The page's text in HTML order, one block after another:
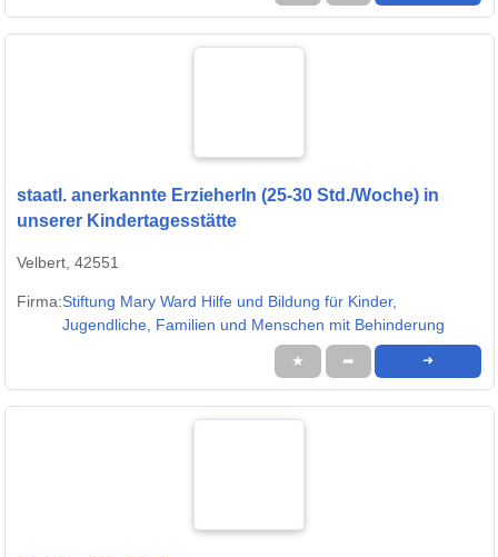
staatl. anerkannte ErzieherIn (25-30 Std./Woche) in
unserer Kindertagesstätte
Velbert, 42551
Firma:Stiftung Mary Ward Hilfe und Bildung für Kinder,
Jugendliche, Familien und Menschen mit Behinderung
★ ➦ ➜